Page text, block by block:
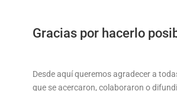
Gracias por hacerlo
Desde aquí queremos agradecer a
que se acercaron, colaboraron o